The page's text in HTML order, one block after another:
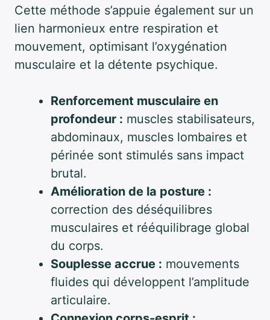
Cette méthode s’appuie également sur un
lien harmonieux entre respiration et
mouvement, optimisant l’oxygénation
musculaire et la détente psychique.
Renforcement musculaire en
profondeur : muscles stabilisateurs,
abdominaux, muscles lombaires et
périnée sont stimulés sans impact
brutal.
Amélioration de la posture :
correction des déséquilibres
musculaires et rééquilibrage global
du corps.
Souplesse accrue : mouvements
fluides qui développent l’amplitude
articulaire.